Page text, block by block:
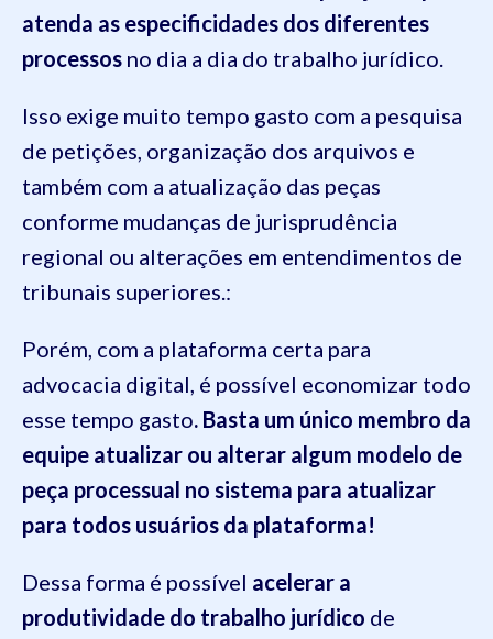
atenda as especificidades dos diferentes
processos no dia a dia do trabalho jurídico.
Isso exige muito tempo gasto com a pesquisa
de petições, organização dos arquivos e
também com a atualização das peças
conforme mudanças de jurisprudência
regional ou alterações em entendimentos de
tribunais superiores.:
Porém, com a plataforma certa para
advocacia digital, é possível economizar todo
esse tempo gasto. Basta um único membro da
equipe atualizar ou alterar algum modelo de
peça processual no sistema para atualizar
para todos usuários da plataforma!
Dessa forma é possível acelerar a
produtividade do trabalho jurídico de